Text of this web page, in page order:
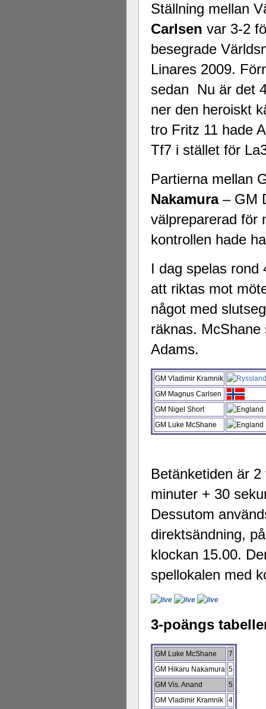
Ställning mellan
Carlsen var 3-2
besegrade
Linares 2009.
sedan Nu är det
ner den heroiskt
tro Fritz 11 hade
Tf7 i stället för
Partierna mellan
Nakamura– GM
välpreparerad för
kontrollen hade
I dag spelas rond
att riktas mot
något med
räknas.
Adams.
GM Vladimir Kramnik
GM Magnus Carlsen
GM Nigel Short
GM Luke McShane
Betänketiden är
minuter + 30
Dessutom
direktsändning,
klockan 15.00.
spellokalen med
3-poängs
GM Luke McShane
7
GM Hikaru Nakamura 5
GM Vis. Anand
5
GM Vladimir Kramnik
4